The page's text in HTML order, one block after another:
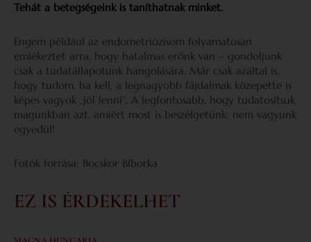
Tehát a betegségeink is taníthatnak minket.
Engem például az endometriózisom folyamatosan
emlékeztet arra, hogy hatalmas erőnk van – gondoljunk
csak a tudatállapotunk hangolására. Már csak azáltal is,
hogy tudom, ha kell, a legnagyobb fájdalmak közepette is
képes vagyok „jól lenni”. A legfontosabb, hogy tudatosítsuk
magunkban azt, amiért most is beszélgetünk: nem vagyunk
egyedül!
Fotók forrása: Bocskor Bíborka
EZ IS ÉRDEKELHET